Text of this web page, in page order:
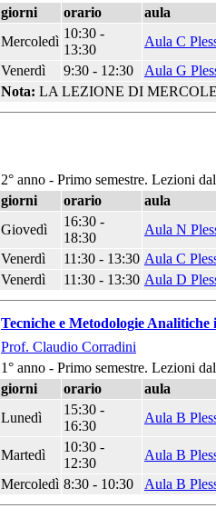
giorni
orario
aula
Mercoledì
10:30 -
13:30
Aula C
Venerdì
9:30 - 12:30
Aula G
Nota: LA LEZIONE DI
2° anno - Primo semestre. Lezioni
giorni
orario
aula
Giovedì
16:30 -
18:30
Aula N
Venerdì
11:30 - 13:30 Aula C
Venerdì
11:30 - 13:30 Aula D
Tecniche e Metodologie
Prof. Claudio Corradini
1° anno - Primo semestre. Lezioni
giorni
orario
aula
Lunedì
15:30 -
16:30
Aula B
Martedì
10:30 -
12:30
Aula B
Mercoledì 8:30 - 10:30 Aula B